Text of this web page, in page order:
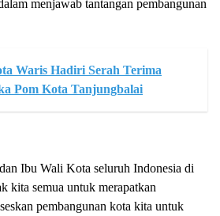
menjawab tantangan pembangunan
Waris Hadiri Serah Terima
Pom Kota Tanjungbalai
Ibu Wali Kota seluruh Indonesia di
kita semua untuk merapatkan
pembangunan kota kita untuk